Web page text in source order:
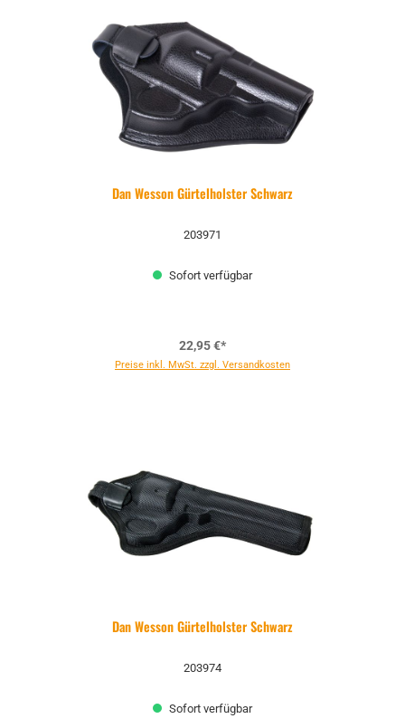
Dan Wesson Gürtelholster Schwarz
203971
Sofort verfügbar
22,95 €*
Preise inkl. MwSt. zzgl. Versandkosten
Dan Wesson Gürtelholster Schwarz
203974
Sofort verfügbar